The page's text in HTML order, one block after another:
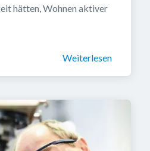
hätten, Wohnen aktiver
Weiterlesen